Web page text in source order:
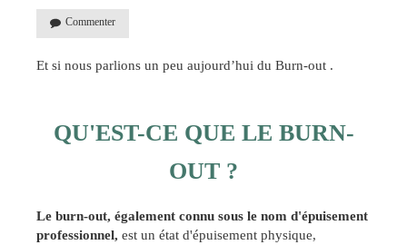
Commenter
Et si nous parlions un peu aujourd’hui du Burn-out .
QU'EST-CE QUE LE BURN-
OUT ?
Le burn-out, également connu sous le nom d'épuisement
professionnel, est un état d'épuisement physique,